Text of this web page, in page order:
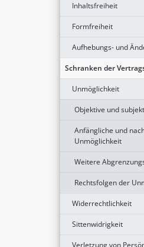
Inhaltsfreiheit
Formfreiheit
Aufhebungs- und
Schranken der
Unmöglichkeit
Objektive und
Anfängliche und
Unmöglichkeit
Weitere
Rechtsfolgen der
Widerrechtlichkeit
Sittenwidrigkeit
Verletzung von